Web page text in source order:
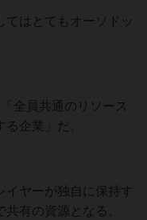
てはとてもオーソドッ
全員共通のリソース
企業」だ。
ヤーが独自に保持す
有の資源となる。